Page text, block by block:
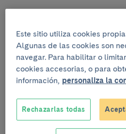
a cuidar y cuidarte.
A continuación, puedes buscar
procedimiento que desees, por
enlaces deshabilitados indican
A B C D
Este sitio utiliza cookies
Algunas de las cookies son
navegar. Para habilitar o
cookies accesorias, o para
información, personaliza la
Rechazarlas todas